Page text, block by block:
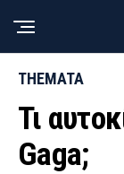
THEMATA
Τι
Gaga;